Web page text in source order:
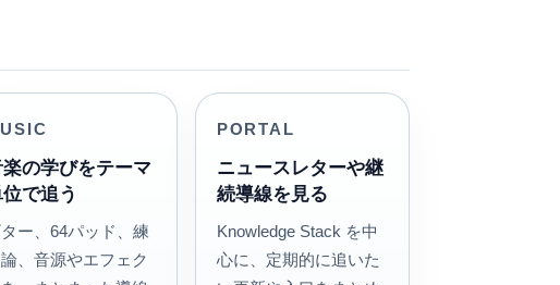
の学びをテーマ
で追う
ー、64パッド、練
、音源やエフェク
PORTAL
ニュースレターや継
続導線を見る
Knowledge Stack を中
心に、定期的に追いた